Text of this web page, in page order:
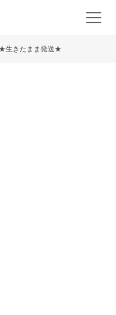
生きたまま発送★